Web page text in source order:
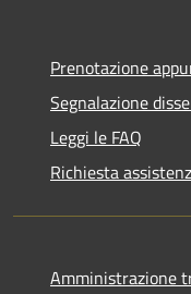
Prenotazione
Segnalazione
Leggi le FAQ
Richiesta
Amministrazione